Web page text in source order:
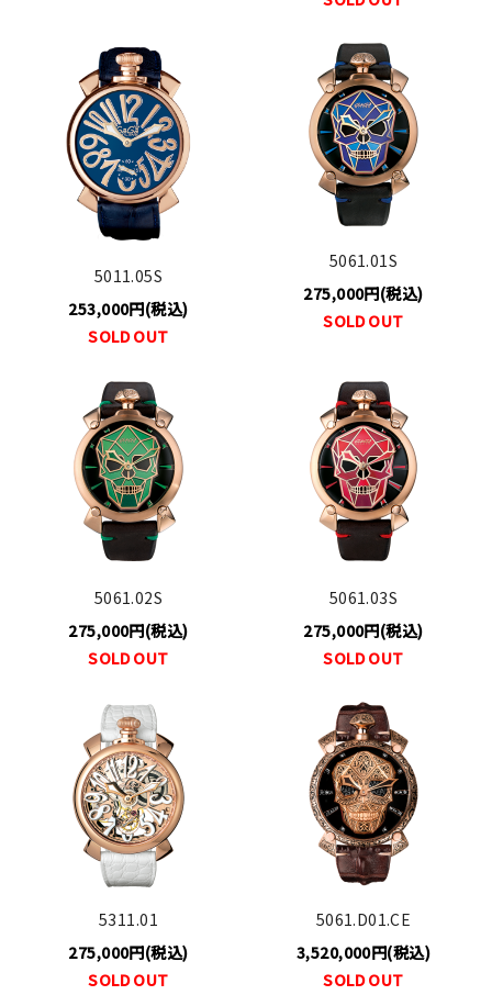
5011.05S
253,000円(税込)
SOLD OUT
5061.01S
275,000円(税込)
SOLD OUT
5061.02S
275,000円(税込)
SOLD OUT
5061.03S
275,000円(税込)
SOLD OUT
5311.01
275,000円(税込)
SOLD OUT
5061.D01.CE
3,520,000円(税込)
SOLD OUT